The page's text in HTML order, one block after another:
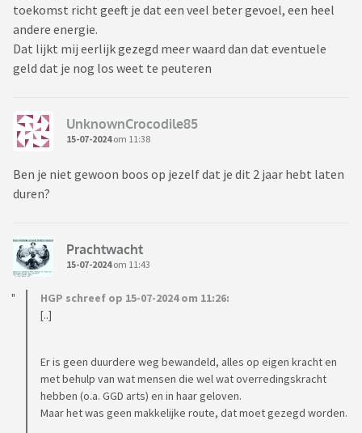
toekomst richt geeft je dat een veel beter gevoel, een heel
andere energie.
Dat lijkt mij eerlijk gezegd meer waard dan dat eventuele
geld dat je nog los weet te peuteren
UnknownCrocodile85
15-07-2024om 11:38
Ben je niet gewoon boos op jezelf dat je dit 2 jaar hebt laten
duren?
Prachtwacht
15-07-2024om 11:43
HGP schreef op 15-07-2024 om 11:26:
[..]
Er is geen duurdere weg bewandeld, alles op eigen kracht en
met behulp van wat mensen die wel wat overredingskracht
hebben (o.a. GGD arts) en in haar geloven.
Maar het was geen makkelijke route, dat moet gezegd worden.